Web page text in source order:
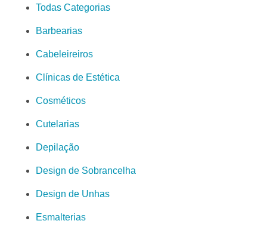
Todas Categorias
Barbearias
Cabeleireiros
Clínicas de Estética
Cosméticos
Cutelarias
Depilação
Design de Sobrancelha
Design de Unhas
Esmalterias